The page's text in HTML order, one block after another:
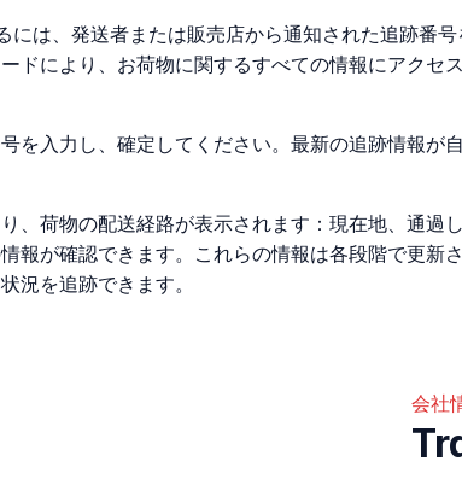
には、発送者または販売店から通知された追跡番
ドにより、お荷物に関するすべての情報にアクセ
を入力し、確定してください。最新の追跡情報が
、荷物の配送経路が表示されます：現在地、通過
報が確認できます。これらの情報は各段階で更新
況を追跡できます。
会社